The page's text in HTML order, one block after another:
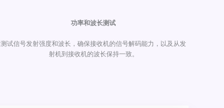
功率和波长测试
测试信号发射强度和波长，确保接收机的信号解码能力，以及从发
射机到接收机的波长保持一致。